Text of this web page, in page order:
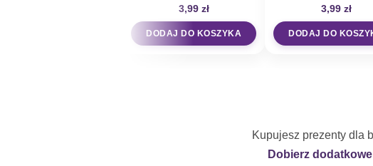
3,99 zł
DODAJ DO KOSZYKA
3,99 zł
DODAJ DO
Kupujesz prezenty dla
Dobierz